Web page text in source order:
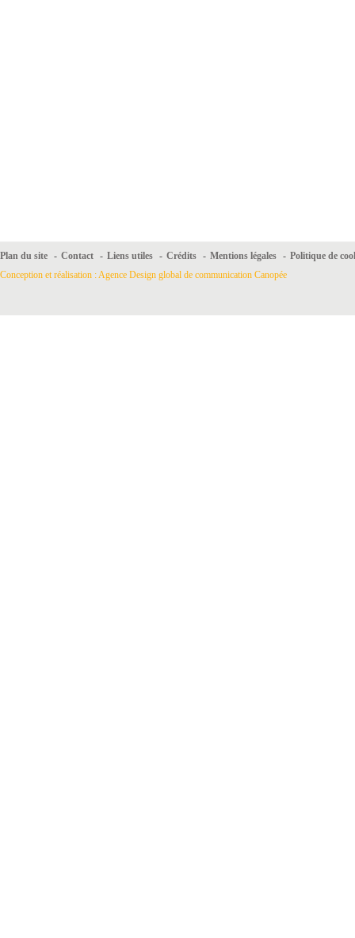
Plan du site - Contact - Liens utiles - Crédits - Mentions légales - Politique de
Conception et réalisation : Agence Design global de communication Canopée